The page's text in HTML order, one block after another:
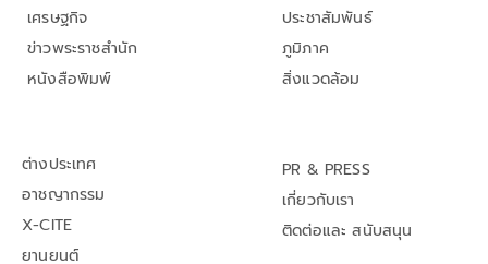
เศรษฐกิจ
ข่าวพระราชสำนัก
หนังสือพิมพ์
ประชาสัมพันธ์
ภูมิภาค
สิ่งแวดล้อม
ต่างประเทศ
อาชญากรรม
X-CITE
ยานยนต์
PR & PRESS
เกี่ยวกับเรา
ติดต่อและ สนับสนุน